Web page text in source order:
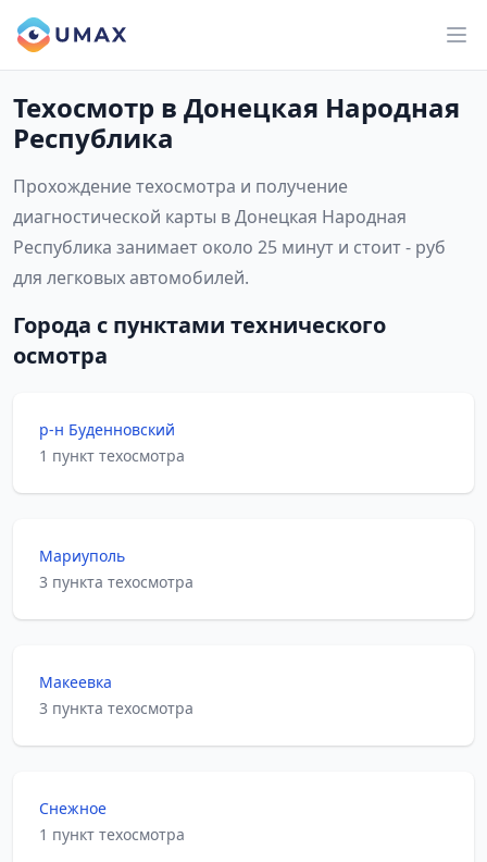
Техосмотр в Донецкая Народная
Республика
Прохождение техосмотра и получение
диагностической карты в Донецкая Народная
Республика занимает около 25 минут и стоит - руб
для легковых автомобилей.
Города с пунктами технического
осмотра
р-н Буденновский
1 пункт техосмотра
Мариуполь
3 пункта техосмотра
Макеевка
3 пункта техосмотра
Снежное
1 пункт техосмотра